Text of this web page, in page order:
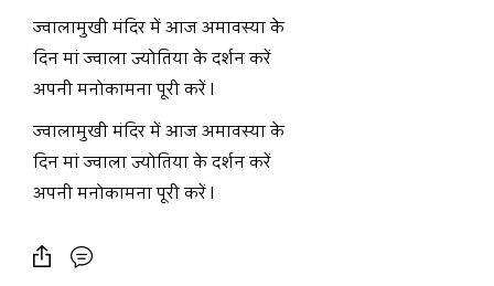
ज्वालामुखी मंदिर में आज अमावस्या के
दिन मां ज्वाला ज्योतिया के दर्शन करें
अपनी मनोकामना पूरी करें l
ज्वालामुखी मंदिर में आज अमावस्या के
दिन मां ज्वाला ज्योतिया के दर्शन करें
अपनी मनोकामना पूरी करें l